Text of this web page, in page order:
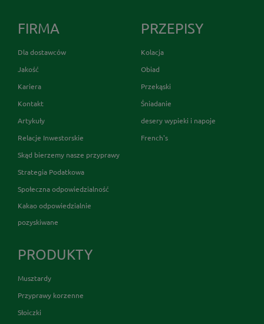
FIRMA
Dla dostawców
Jakość
Kariera
Kontakt
Artykuły
Relacje Inwestorskie
Skąd bierzemy nasze przyprawy
Strategia Podatkowa
Społeczna odpowiedzialność
Kakao odpowiedzialnie
pozyskiwane
PRZEPISY
Kolacja
Obiad
Przekąski
Śniadanie
desery wypieki i napoje
French's
PRODUKTY
Musztardy
Przyprawy korzenne
Słoiczki